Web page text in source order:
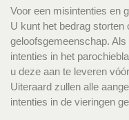
Voor een misintenties en
U kunt het bedrag
geloofsgemeenschap.
intenties in het
u deze aan te leveren
Uiteraard zullen alle
intenties in de vieringen